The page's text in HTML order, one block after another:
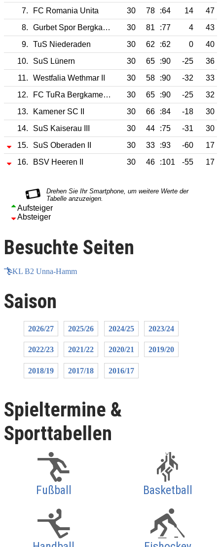
7.
FC Romania Unita 30 78 :64 14
47
8.
Gurbet Spor Bergkamen 30 81 :77 4
43
9.
TuS Niederaden 30 62 :62 0
40
10.
SuS Lünern 30 65 :90 -25
36
11.
Westfalia Wethmar II 30 58 :90 -32
33
12.
FC TuRa Bergkamen II 30 65 :90 -25
32
13.
Kamener SC II 30 66 :84 -18
30
14.
SuS Kaiserau III 30 44 :75 -31
30
15.
SuS Oberaden II 30 33 :93 -60
17
16.
BSV Heeren II 30 46 :101 -55 17
Aufsteiger
Absteiger
Besuchte Seiten
KL B2 Unna-Hamm
Saison
2026/27 2025/26 2024/25 2023/24
2022/23 2021/22 2020/21 2019/20
2018/19 2017/18 2016/17
Spieltermine &
Sporttabellen
Fußball Basketball